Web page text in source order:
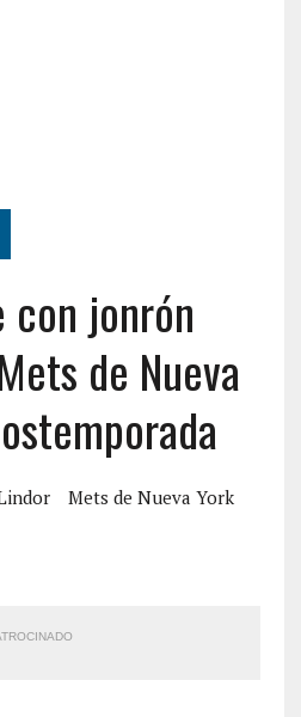
con jonrón
de Nueva
Mets de Nueva York